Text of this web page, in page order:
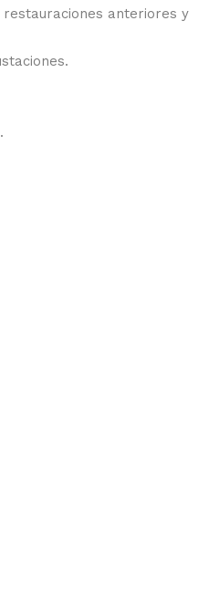
anteriores y